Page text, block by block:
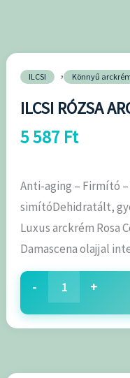
ILCSI , Könnyű
ILCSI RÓZSA
5 587 Ft
Anti-aging – Firmító
simítóDehidratált,
Luxus arckrém Rosa
Damascena olajjal
- +